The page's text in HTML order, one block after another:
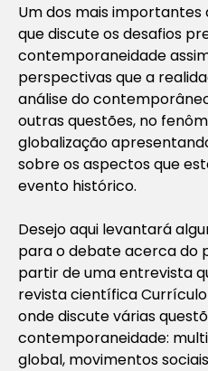
Um dos mais
que discute os desafios
contemporaneidade
perspectivas que a
análise do
outras questões, no
globalização
sobre os aspectos que
evento histórico.
Desejo aqui levantará
para o debate acerca do
partir de uma entrevista
revista científica
onde discute várias
contemporaneidade:
global, movimentos